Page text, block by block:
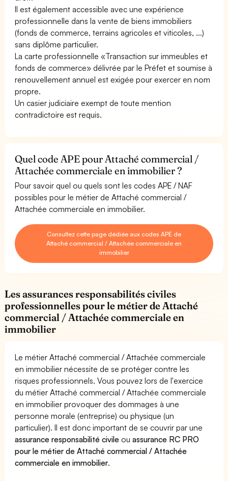
Il est également accessible avec une expérience
professionnelle dans la vente de biens immobiliers
(fonds de commerce, terrains agricoles et viticoles, ...)
sans diplôme particulier.
La carte professionnelle «Transaction sur immeubles et
fonds de commerce» délivrée par le Préfet et soumise à
renouvellement annuel est exigée pour exercer en nom
propre.
Un casier judiciaire exempt de toute mention
contradictoire est requis.
Quel code APE pour Attaché commercial /
Attachée commerciale en immobilier ?
Pour savoir quel ou quels sont les codes APE / NAF
possibles pour le métier de Attaché commercial /
Attachée commerciale en immobilier.
Consultez cette page dédiée aux codes APE de
Attaché commercial / Attachée commerciale en
immobilier
Les assurances responsabilités civiles
professionnelles pour le métier de Attaché
commercial / Attachée commerciale en
immobilier
Le métier Attaché commercial / Attachée commerciale
en immobilier nécessite de se protéger contre les
risques professionnels. Vous pouvez lors de l'exercice
du métier Attaché commercial / Attachée commerciale
en immobilier provoquer des dommages à une
personne morale (entreprise) ou physique (un
particulier). Il est donc important de se couvrir par une
assurance responsabilité civile ouassurance RC PRO
pour le métier de Attaché commercial / Attachée
commerciale en immobilier.